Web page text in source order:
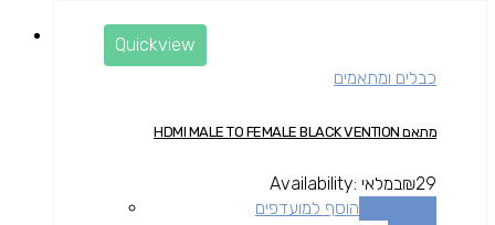
Quickview
כבלים ומתאמים
מתאם HDMI MALE TO FEMALE BLACK VENTION
₪29
Availability: במלאי
הוסף למועדפים